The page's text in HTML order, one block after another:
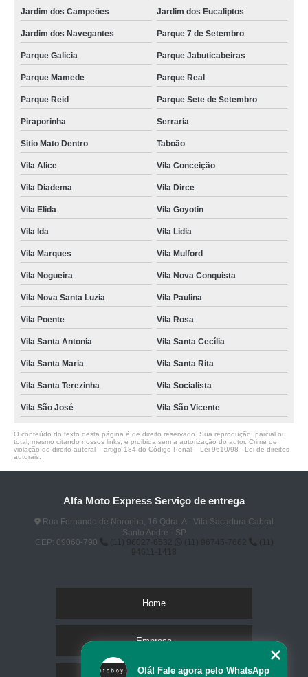
Jardim dos Campeões Jardim dos Eucaliptos
Jardim dos Navegantes Parque 7 de Setembro
Parque Galicia Parque Jabuticabeiras
Parque Mamede Parque Real
Parque Reid Parque Sete de Setembro
Piraporinha Serraria
Sitio Mato Dentro Taboão
Vila Alice Vila Conceição
Vila Diadema Vila Dirce
Vila Elida Vila Goyotin
Vila Ida Vila Lidia
Vila Marques Vila Mulford
Vila Nogueira Vila Nova Conquista
Vila Nova Santa Luzia Vila Paulina
Vila Poente Vila Rosa
Vila Santa Antonia Vila Santa Cecília
Vila Santa Maria Vila Santa Rita
Vila Santa Terezinha Vila Socialista
Vila São José Vila São Vicente
O conteúdo do texto desta página é de direito reservado. Sua reprodução, parcial ou
total, mesmo citando nossos links, é proibida sem a autorização do autor. Crime de
violação de direito autoral – artigo 184 do Código Penal – Lei 9610/98 - Lei de direitos
autorais
Alfa Moto Express Serviço de entrega
Rua Fernando de Noronha, 16 Qdra. A - Vila Sacadura Cabral
Santo André - SP
CEP: 09060-790
(11) 96027-6532 (11) 96745-7662
(11)
94611-1418
Home
Empresa
Olá! Fale agora pelo WhatsApp